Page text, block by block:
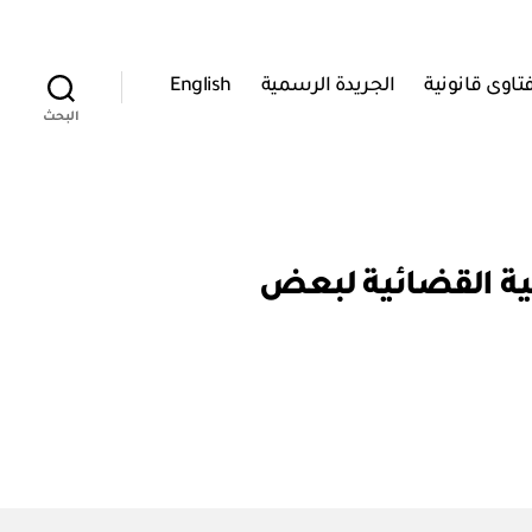
قانونية الجريدة الرسمية English
البحث
صفة الضبطية القضائية لبعض